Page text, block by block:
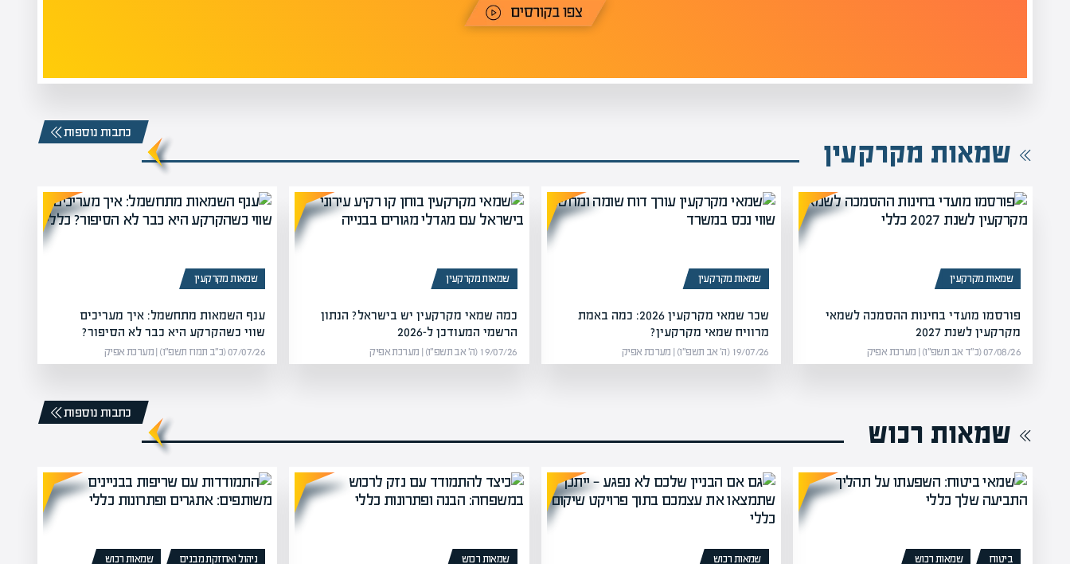
שמאות מקרקעין
כתבות נוספות
שמאות מקרקעין
פורסמו מועדי בחינות ההסמכה לשמאי
מקרקעין לשנת 2027
07/08/26 (כ״ד אב תשפ״ו) | מערכת אפיק
שמאות מקרקעין
שכר שמאי מקרקעין 2026: כמה באמת
מרוויח שמאי מקרקעין?
19/07/26 (ה׳ אב תשפ״ו) | מערכת אפיק
שמאות מקרקעין
כמה שמאי מקרקעין יש בישראל? הנתון
הרשמי המעודכן ל-2026
19/07/26 (ה׳ אב תשפ״ו) | מערכת אפיק
שמאות מקרקעין
ענף השמאות מתחשמל: איך מעריכים
שווי כשהקרקע היא כבר לא הסיפור?
07/07/26 (כ״ב תמוז תשפ״ו) | מערכת אפיק
שמאות רכוש
כתבות נוספות
ביטוח שמאות רכוש שמאות רכוש שמאות רכוש ניהול ואחזקת מבנים שמאות רכוש